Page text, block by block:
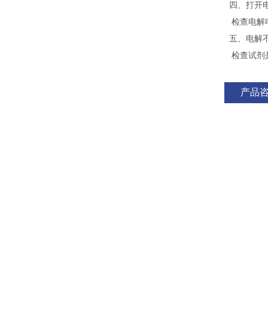
四、打开
检查电解
五、电解
检查试剂
产品